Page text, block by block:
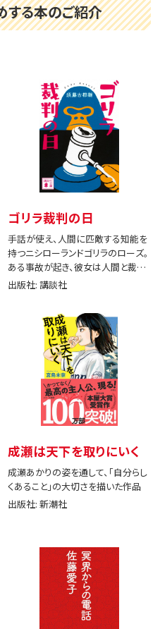
する本のご紹介
ゴリラ裁判の日
手話が使え、人間に匹敵する知能を
持つニシローランドゴリラのローズ。
ある事故が起き、彼女は人間と裁判
で闘う。
出版社: 講談社
成瀬は天下を取りにいく
成瀬あかりの姿を通して、「自分らし
くあること」の大切さを描いた作品
出版社: 新潮社